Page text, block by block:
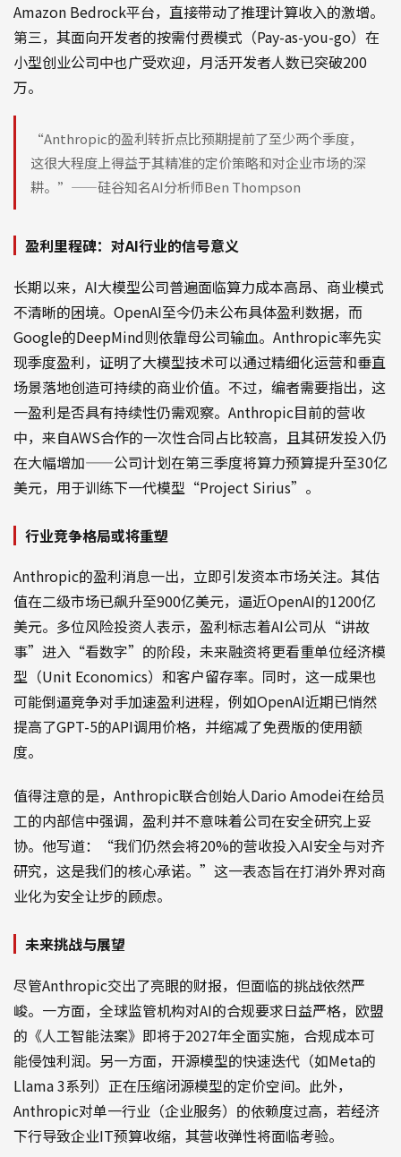
Amazon Bedrock平台，直接带动了推理计算收入的激增。
第三，其面向开发者的按需付费模式（Pay-as-you-go）在
小型创业公司中也广受欢迎，月活开发者人数已突破200
万。
“Anthropic的盈利转折点比预期提前了至少两个季度，
这很大程度上得益于其精准的定价策略和对企业市场的深
耕。”——硅谷知名AI分析师Ben Thompson
盈利里程碑：对AI行业的信号意义
长期以来，AI大模型公司普遍面临算力成本高昂、商业模式
不清晰的困境。OpenAI至今仍未公布具体盈利数据，而
Google的DeepMind则依靠母公司输血。Anthropic率先实
现季度盈利，证明了大模型技术可以通过精细化运营和垂直
场景落地创造可持续的商业价值。不过，编者需要指出，这
一盈利是否具有持续性仍需观察。Anthropic目前的营收
中，来自AWS合作的一次性合同占比较高，且其研发投入仍
在大幅增加——公司计划在第三季度将算力预算提升至30亿
美元，用于训练下一代模型“Project Sirius”。
行业竞争格局或将重塑
Anthropic的盈利消息一出，立即引发资本市场关注。其估
值在二级市场已飙升至900亿美元，逼近OpenAI的1200亿
美元。多位风险投资人表示，盈利标志着AI公司从“讲故
事”进入“看数字”的阶段，未来融资将更看重单位经济模
型（Unit Economics）和客户留存率。同时，这一成果也
可能倒逼竞争对手加速盈利进程，例如OpenAI近期已悄然
提高了GPT-5的API调用价格，并缩减了免费版的使用额
度。
值得注意的是，Anthropic联合创始人Dario Amodei在给员
工的内部信中强调，盈利并不意味着公司在安全研究上妥
协。他写道：“我们仍然会将20%的营收投入AI安全与对齐
研究，这是我们的核心承诺。”这一表态旨在打消外界对商
业化为安全让步的顾虑。
未来挑战与展望
尽管Anthropic交出了亮眼的财报，但面临的挑战依然严
峻。一方面，全球监管机构对AI的合规要求日益严格，欧盟
的《人工智能法案》即将于2027年全面实施，合规成本可
能侵蚀利润。另一方面，开源模型的快速迭代（如Meta的
Llama 3系列）正在压缩闭源模型的定价空间。此外，
Anthropic对单一行业（企业服务）的依赖度过高，若经济
下行导致企业IT预算收缩，其营收弹性将面临考验。